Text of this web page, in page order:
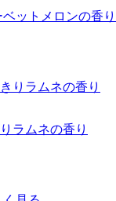
ットメロンの香り
ラムネの香り